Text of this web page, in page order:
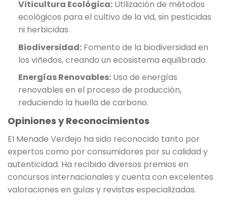
Viticultura Ecológica:Utilización de métodos
ecológicos para el cultivo de la vid, sin pesticidas
ni herbicidas.
Biodiversidad:Fomento de la biodiversidad en
los viñedos, creando un ecosistema equilibrado.
Energías Renovables:Uso de energías
renovables en el proceso de producción,
reduciendo la huella de carbono.
Opiniones y Reconocimientos
El Menade Verdejo ha sido reconocido tanto por
expertos como por consumidores por su calidad y
autenticidad. Ha recibido diversos premios en
concursos internacionales y cuenta con excelentes
valoraciones en guías y revistas especializadas.